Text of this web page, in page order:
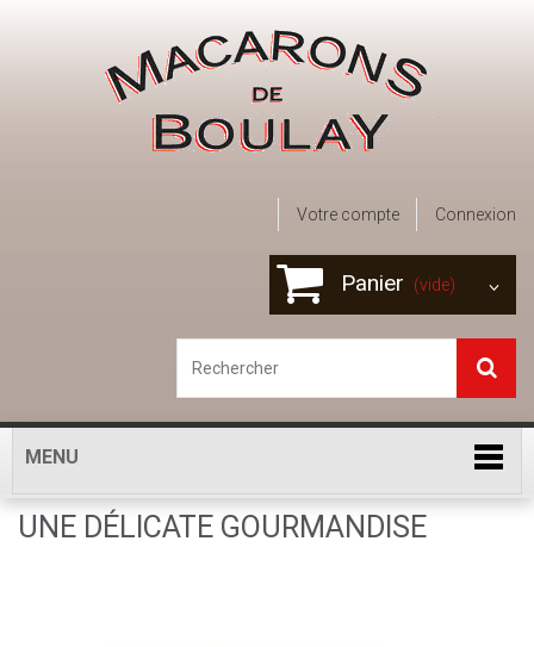
Connexion
Votre compte
Panier (vide)
MENU
UNE DÉLICATE GOURMANDISE